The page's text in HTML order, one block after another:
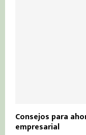
Consejos para
empresarial